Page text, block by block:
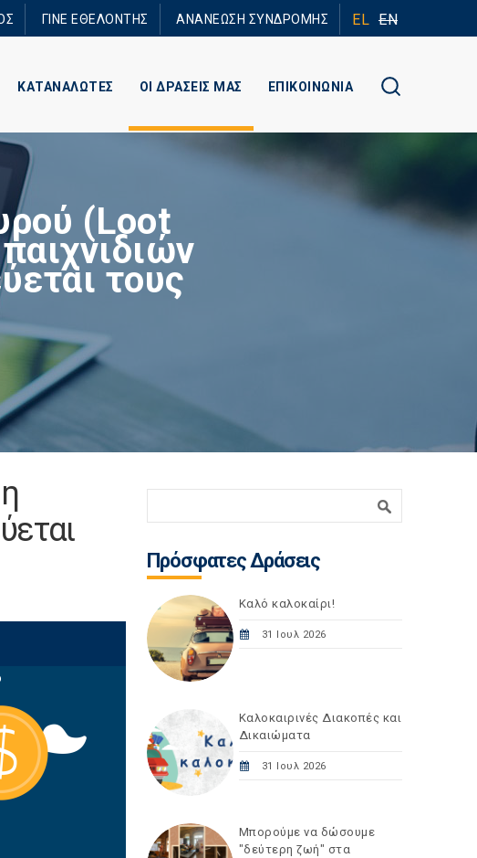
ΓΙΝΕ ΕΘΕΛΟΝΤΗΣ ΑΝΑΝΕΩΣΗ ΣΥΝΔΡΟΜΗΣ EL EN
ΚΑΤΑΝΑΛΩΤΕΣ ΟΙ ΔΡΑΣΕΙΣ ΜΑΣ ΕΠΙΚΟΙΝΩΝΙΑ
(Loot
τους
Πρόσφατες Δράσεις
Καλό καλοκαίρι!
31 Ιουλ 2026
Καλοκαιρινές Διακοπές και
Δικαιώματα
31 Ιουλ 2026
Μπορούμε να δώσουμε
"δεύτερη ζωή" στα